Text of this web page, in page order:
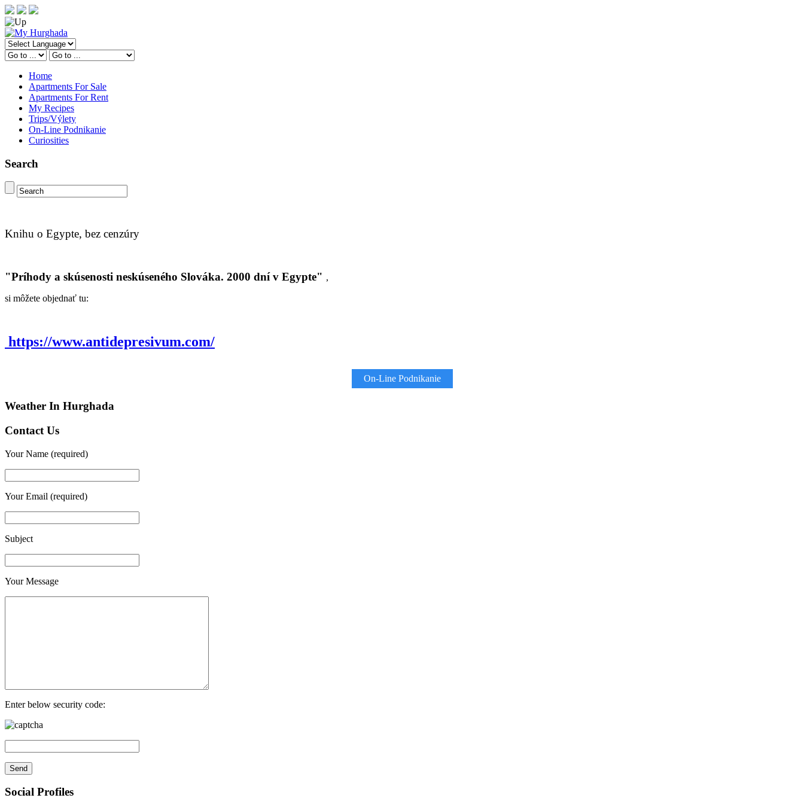
Home
Apartments For Sale
Apartments For Rent
My Recipes
Trips/Výlety
On-Line Podnikanie
Curiosities
Search
Knihu o Egypte, bez cenzúry
"Príhody a skúsenosti neskúseného Slováka. 2000 dní v Egypte" ,
si môžete objednať tu:
https://www.antidepresivum.com/
On-Line Podnikanie
Weather In Hurghada
Contact Us
Your Name (required)
Your Email (required)
Subject
Your Message
Enter below security code:
Social Profiles